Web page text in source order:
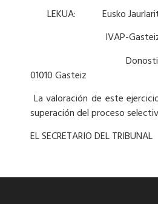
LEKUA: Eusko
IVAP-
Donostia-San
01010 Gasteiz
La valoración de este
superación del proceso
EL SECRETARIO DEL TRIBUNAL